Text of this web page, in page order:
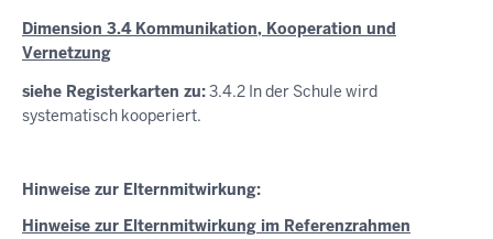
Dimension 3.4 Kommunikation, Kooperation und
Vernetzung
siehe Registerkarten zu:3.4.2 In der Schule wird
systematisch kooperiert.
Hinweise zur Elternmitwirkung:
Hinweise zur Elternmitwirkung im Referenzrahmen